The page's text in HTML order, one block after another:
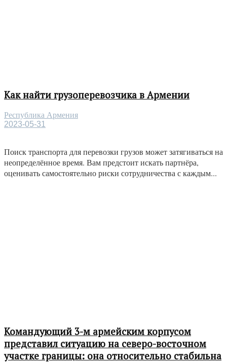
Как найти грузоперевозчика в Армении
Республика Армения
2023-05-31
Поиск транспорта для перевозки грузов может затягиваться на
неопределённое время. Вам предстоит искать партнёра,
оценивать самостоятельно риски сотрудничества с каждым...
Командующий 3-м армейским корпусом
представил ситуацию на северо-восточном
участке границы: она относительно стабильна